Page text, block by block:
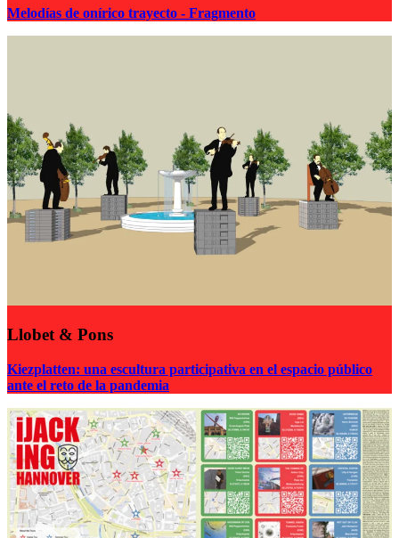
Melodías de onírico trayecto - Fragmento
Llobet & Pons
Kiezplatten: una escultura participativa en el espacio público
ante el reto de la pandemia